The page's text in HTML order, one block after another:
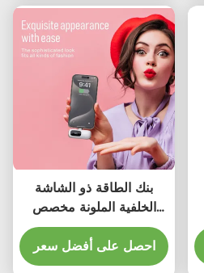
بنك الطاقة ذو الشاشة
الخلفية الملونة مخصص
4500mAh مع إنتاج
الشحن
احصل على أفضل سعر